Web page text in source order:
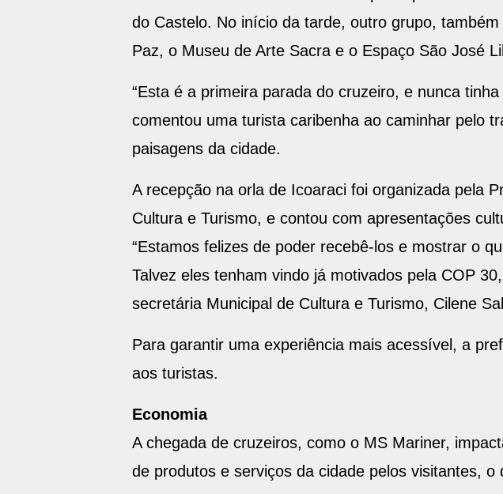
do Castelo. No início da tarde, outro grupo,
Paz, o Museu de Arte Sacra e o Espaço São José
“Esta é a primeira parada do cruzeiro, e nunca
comentou uma turista caribenha ao caminhar pelo
paisagens da cidade.
A recepção na orla de Icoaraci foi organizada pela
Cultura e Turismo, e contou com apresentações
“Estamos felizes de poder recebê-los e mostrar o
Talvez eles tenham vindo já motivados pela COP
secretária Municipal de Cultura e Turismo, Cilene
Para garantir uma experiência mais acessível, a
aos turistas.
Economia
A chegada de cruzeiros, como o MS Mariner,
de produtos e serviços da cidade pelos visitantes,